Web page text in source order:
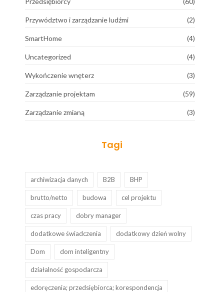
Przywództwo i zarządzanie ludźmi (2)
SmartHome (4)
Uncategorized (4)
Wykończenie wnęterz (3)
Zarządzanie projektam (59)
Zarządzanie zmianą (3)
Tagi
archiwizacja danych B2B BHP
brutto/netto budowa cel projektu
czas pracy dobry manager
dodatkowe świadczenia dodatkowy dzień wolny
Dom dom inteligentny
działalność gospodarcza
edoręczenia; przedsiębiorca; korespondencja